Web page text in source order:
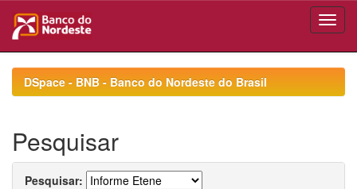
navigationDSpace - BNB - Banco do Nordeste do Brasil
Pesquisar
Pesquisar: